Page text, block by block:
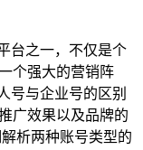
台之一，不仅是个
个强大的营销阵
号与企业号的区别
广效果以及品牌的
析两种账号类型的